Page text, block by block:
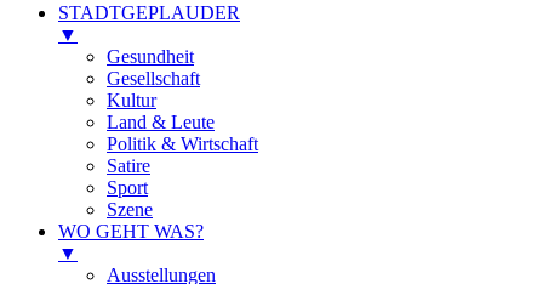
STADTGEPLAUDER
▼
Gesundheit
Gesellschaft
Kultur
Land & Leute
Politik & Wirtschaft
Satire
Sport
Szene
WO GEHT WAS?
▼
Ausstellungen